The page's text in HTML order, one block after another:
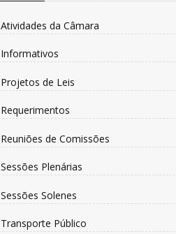
Atividades da Câmara
Informativos
Projetos de Leis
Requerimentos
Reuniões de Comissões
Sessões Plenárias
Sessões Solenes
Transporte Público